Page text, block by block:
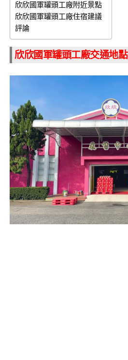
欣欣國軍罐頭工廠附近景點
欣欣國軍罐頭工廠住宿建議
評論
欣欣國軍罐頭工廠交通地點